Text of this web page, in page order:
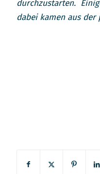
durchzustarten.
dabei kamen aus